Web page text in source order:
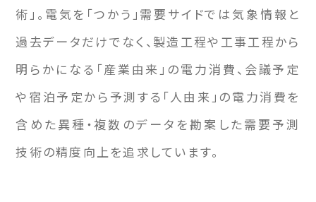
術」。電気を「つかう」需要サイドでは気象情報と
過去データだけでなく、製造⼯程や⼯事⼯程から
明らかになる「産業由来」の電⼒消費、会議予定
や宿泊予定から予測する「⼈由来」の電⼒消費を
含めた異種・複数のデータを勘案した需要予測
技術の精度向上を追求しています。